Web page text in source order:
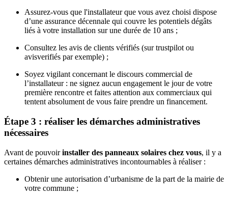
Assurez-vous que l'installateur que vous avez choisi dispose
d’une assurance décennale qui couvre les potentiels dégâts
liés à votre installation sur une durée de 10 ans ;
Consultez les avis de clients vérifiés (sur trustpilot ou
avisverifiés par exemple) ;
Soyez vigilant concernant le discours commercial de
l’installateur : ne signez aucun engagement le jour de votre
première rencontre et faites attention aux commerciaux qui
tentent absolument de vous faire prendre un financement.
Étape 3 : réaliser les démarches administratives
nécessaires
Avant de pouvoirinstaller des panneaux solaires chez vous, il y a
certaines démarches administratives incontournables à réaliser :
Obtenir une autorisation d’urbanisme de la part de la mairie de
votre commune ;